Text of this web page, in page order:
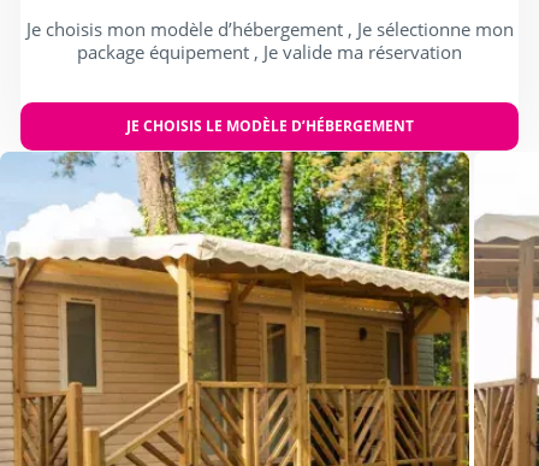
Je choisis mon modèle d’hébergement , Je sélectionne mon
package équipement , Je valide ma réservation
JE CHOISIS LE MODÈLE D’HÉBERGEMENT